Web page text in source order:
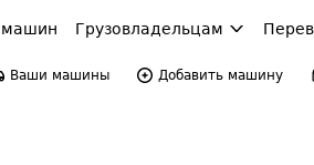
машин Грузовладельцам
Ваши машины Добавить машину